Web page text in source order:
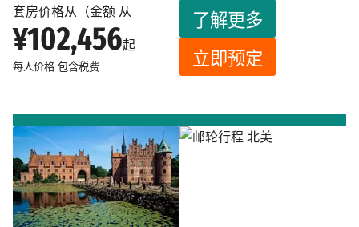
套房价格从（金额 从
¥102,456起
每人价格 包含税费
了解更多
立即预定